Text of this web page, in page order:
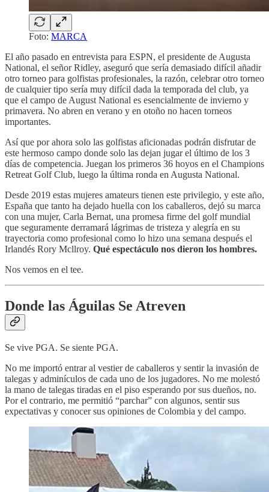
Foto: MARCA
El año pasado en entrevista para ESPN, el presidente de Augusta
National, el señor Ridley, aseguró que sería demasiado difícil añadir
otro torneo para golfistas profesionales, la razón, celebrar otro torneo
de cualquier tipo sería muy difícil dada la temporada del club, ya
que el campo de August National es esencialmente de invierno y
primavera. No abren en verano y en otoño no hacen torneos
importantes.
Así que por ahora solo las golfistas aficionadas podrán disfrutar de
este hermoso campo donde solo las dejan jugar el último de los 3
días de competencia. Juegan los primeros 36 hoyos en el Champions
Retreat Golf Club, luego la última ronda en Augusta National.
Desde 2019 estas mujeres amateurs tienen este privilegio, y este año,
España que tanto ha dejado huella con los caballeros, dejó su marca
con una mujer, Carla Bernat, una promesa firme del golf mundial
que seguramente derramará lágrimas de tristeza y alegría en su
trayectoria como profesional como lo hizo una semana después el
Irlandés Rory Mcllroy. Qué espectáculo nos dieron los hombres.
Nos vemos en el tee.
Donde las Águilas Se Atreven
Se vive PGA. Se siente PGA.
No me importó entrar al vestier de caballeros y sentir la invasión de
talegas y adminículos de cada uno de los jugadores. No me molestó
la mano de talegas tiradas en el piso esperando por sus dueños, no.
Por el contrario, me permitió “parchar” con algunos, sentir sus
expectativas y conocer sus opiniones de Colombia y del campo.